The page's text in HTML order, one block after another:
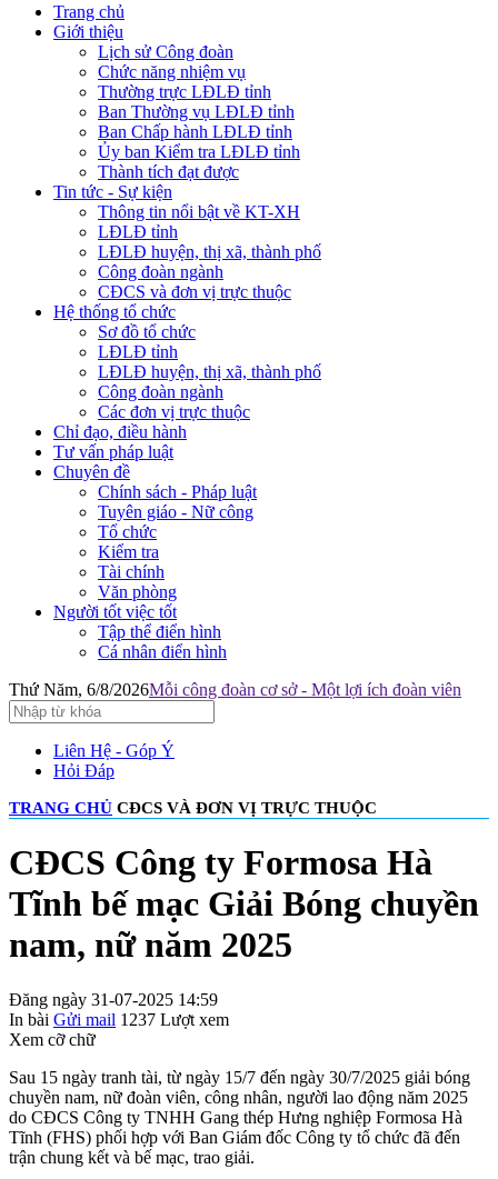
Trang chủ
Giới thiệu
Lịch sử Công đoàn
Chức năng nhiệm vụ
Thường trực LĐLĐ tỉnh
Ban Thường vụ LĐLĐ tỉnh
Ban Chấp hành LĐLĐ tỉnh
Ủy ban Kiểm tra LĐLĐ tỉnh
Thành tích đạt được
Tin tức - Sự kiện
Thông tin nổi bật về KT-XH
LĐLĐ tỉnh
LĐLĐ huyện, thị xã, thành phố
Công đoàn ngành
CĐCS và đơn vị trực thuộc
Hệ thống tổ chức
Sơ đồ tổ chức
LĐLĐ tỉnh
LĐLĐ huyện, thị xã, thành phố
Công đoàn ngành
Các đơn vị trực thuộc
Chỉ đạo, điều hành
Tư vấn pháp luật
Chuyên đề
Chính sách - Pháp luật
Tuyên giáo - Nữ công
Tổ chức
Kiểm tra
Tài chính
Văn phòng
Người tốt việc tốt
Tập thể điển hình
Cá nhân điển hình
Thứ Năm, 6/8/2026Mỗi công đoàn cơ sở - Một lợi ích đoàn viên
Liên Hệ - Góp Ý
Hỏi Đáp
TRANG CHỦ CĐCS VÀ ĐƠN VỊ TRỰC THUỘC
CĐCS Công ty Formosa Hà
Tĩnh bế mạc Giải Bóng chuyền
nam, nữ năm 2025
Đăng ngày 31-07-2025 14:59
In bài Gửi mail 1237 Lượt xem
Xem cỡ chữ
Sau 15 ngày tranh tài, từ ngày 15/7 đến ngày 30/7/2025 giải bóng
chuyền nam, nữ đoàn viên, công nhân, người lao động năm 2025
do CĐCS Công ty TNHH Gang thép Hưng nghiệp Formosa Hà
Tĩnh (FHS) phối hợp với Ban Giám đốc Công ty tổ chức đã đến
trận chung kết và bế mạc, trao giải.